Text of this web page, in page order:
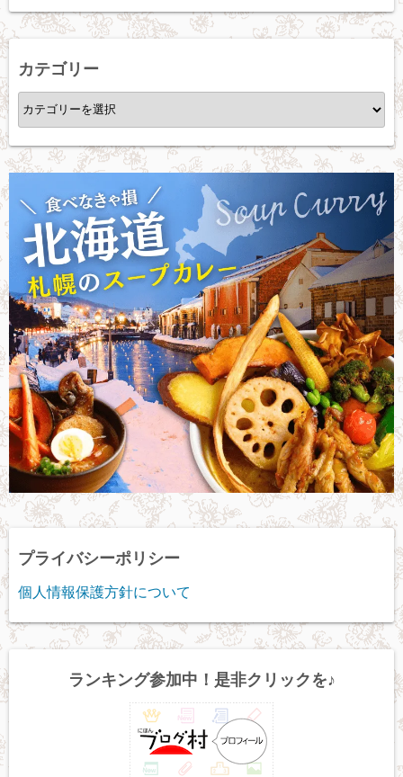
カ
イ
ブ
カテゴリー
カ
テ
ゴ
リ
プライバシーポリシー
個人情報保護方針について
ランキング参加中！是非クリックを♪